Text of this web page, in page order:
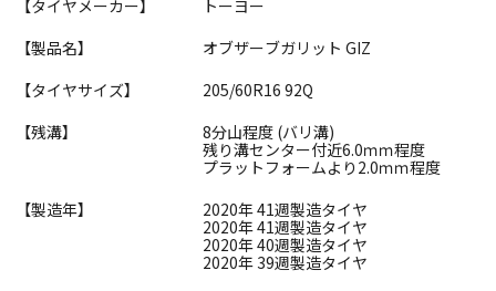
【タイヤメーカー】
トーヨー
【製品名】
オブザーブガリット GIZ
【タイヤサイズ】
205/60R16 92Q
【残溝】
8分山程度 (バリ溝)
残り溝センター付近6.0ｍｍ程度
プラットフォームより2.0ｍｍ程度
【製造年】
2020年 41週製造タイヤ
2020年 41週製造タイヤ
2020年 40週製造タイヤ
2020年 39週製造タイヤ